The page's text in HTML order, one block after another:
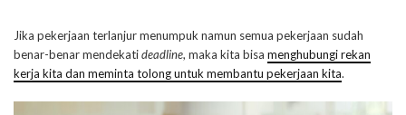
Jika pekerjaan terlanjur menumpuk namun semua pekerjaan sudah
benar-benar mendekatideadline, maka kita bisa menghubungi rekan
kerja kita dan meminta tolong untuk membantu pekerjaan kita.